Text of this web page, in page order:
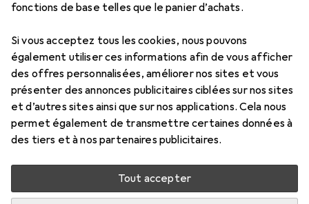
fonctions de base telles que le panier d’achats.
Si vous acceptez tous les cookies, nous pouvons
également utiliser ces informations afin de vous afficher
des offres personnalisées, améliorer nos sites et vous
présenter des annonces publicitaires ciblées sur nos sites
et d’autres sites ainsi que sur nos applications. Cela nous
permet également de transmettre certaines données à
des tiers et à nos partenaires publicitaires.
Tout accepter